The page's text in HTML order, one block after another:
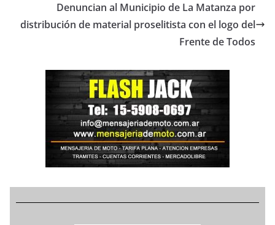
Denuncian al Municipio de La Matanza por
distribución de material proselitista con el logo del
Frente de Todos